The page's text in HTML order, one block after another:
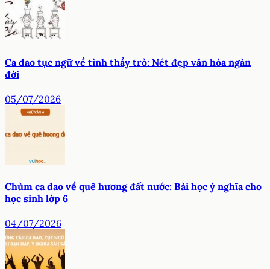
Ca dao tục ngữ về tình thầy trò: Nét đẹp văn hóa ngàn
đời
05/07/2026
Chùm ca dao về quê hương đất nước: Bài học ý nghĩa cho
học sinh lớp 6
04/07/2026